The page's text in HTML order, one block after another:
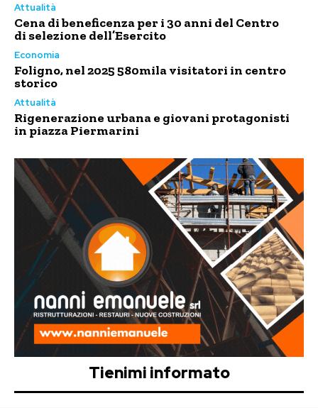
Attualità
Cena di beneficenza per i 30 anni del Centro
di selezione dell’Esercito
Economia
Foligno, nel 2025 580mila visitatori in centro
storico
Attualità
Rigenerazione urbana e giovani protagonisti
in piazza Piermarini
Tienimi informato